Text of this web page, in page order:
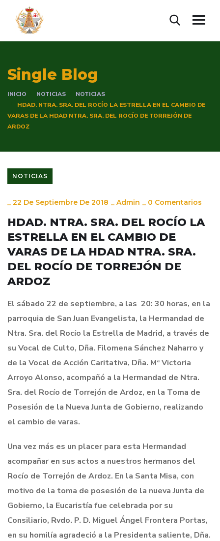
Single Blog
INICIO NOTICIAS
NOTICIAS
HDAD. NTRA. SRA. DEL ROCÍO LA ESTRELLA EN EL CAMBIO DE
VARAS DE LA HDAD NTRA. SRA. DEL ROCÍO DE TORREJÓN DE
ARDOZ
NOTICIAS
22 De Septiembre De 2018 Admin 0 Comentarios
HDAD. NTRA. SRA. DEL ROCÍO LA
ESTRELLA EN EL CAMBIO DE
VARAS DE LA HDAD NTRA. SRA.
DEL ROCÍO DE TORREJÓN DE
ARDOZ
El sábado 22 de septiembre, a las 20: 30 horas, en la
parroquia de San Juan Evangelista, la Hermandad de
Ntra. Sra. del Rocío la Estrella de Madrid, a través de
su Vocal de Culto, Dña. Filomena Sánchez Naharro y
de la Vocal de Acción Caritativa, Dña. Mª Victoria
Arroyo Alonso, acompañó a la Hermandad de Ntra.
Sra. del Rocío de Torrejón de Ardoz, en la Toma de
Posesión de la Nueva Junta de Gobierno, realizando
el cambio de varas.
Una vez más es un placer para esta Hermandad
acompañar en sus actos a nuestros hermanos del
Rocío de Torrejón de Ardoz. En la Santa Misa, con
motivo de la toma de posesión de la nueva Junta de
Gobierno, la Eucaristía fue celebrada por su
Consiliario, Rvdo. P. D. Miguel Ángel Frontera Portas,
en su homilía agradeció a la Presidenta saliente, Dña.